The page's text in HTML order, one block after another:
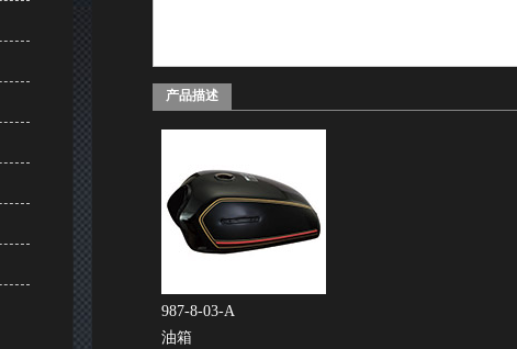
产品描述
987-8-03-A
油箱